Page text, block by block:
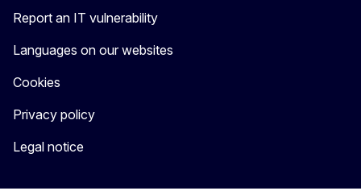
Report an IT vulnerability
Languages on our websites
Cookies
Privacy policy
Legal notice